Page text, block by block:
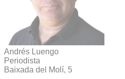
Andrés Luengo
Periodista
Baixada del Molí, 5